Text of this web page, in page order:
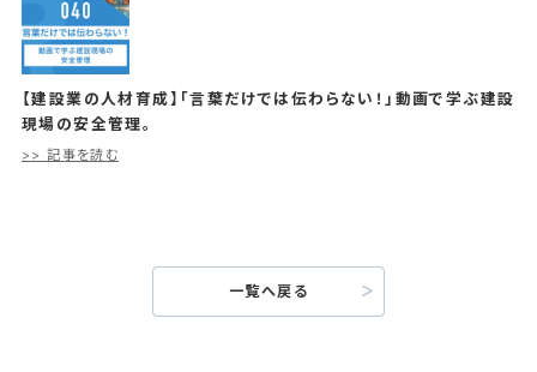
【建設業の人材育成】「言葉だけでは伝わらない！」動画で学ぶ建設
現場の安全管理。
>> 記事を読む
一覧へ戻る